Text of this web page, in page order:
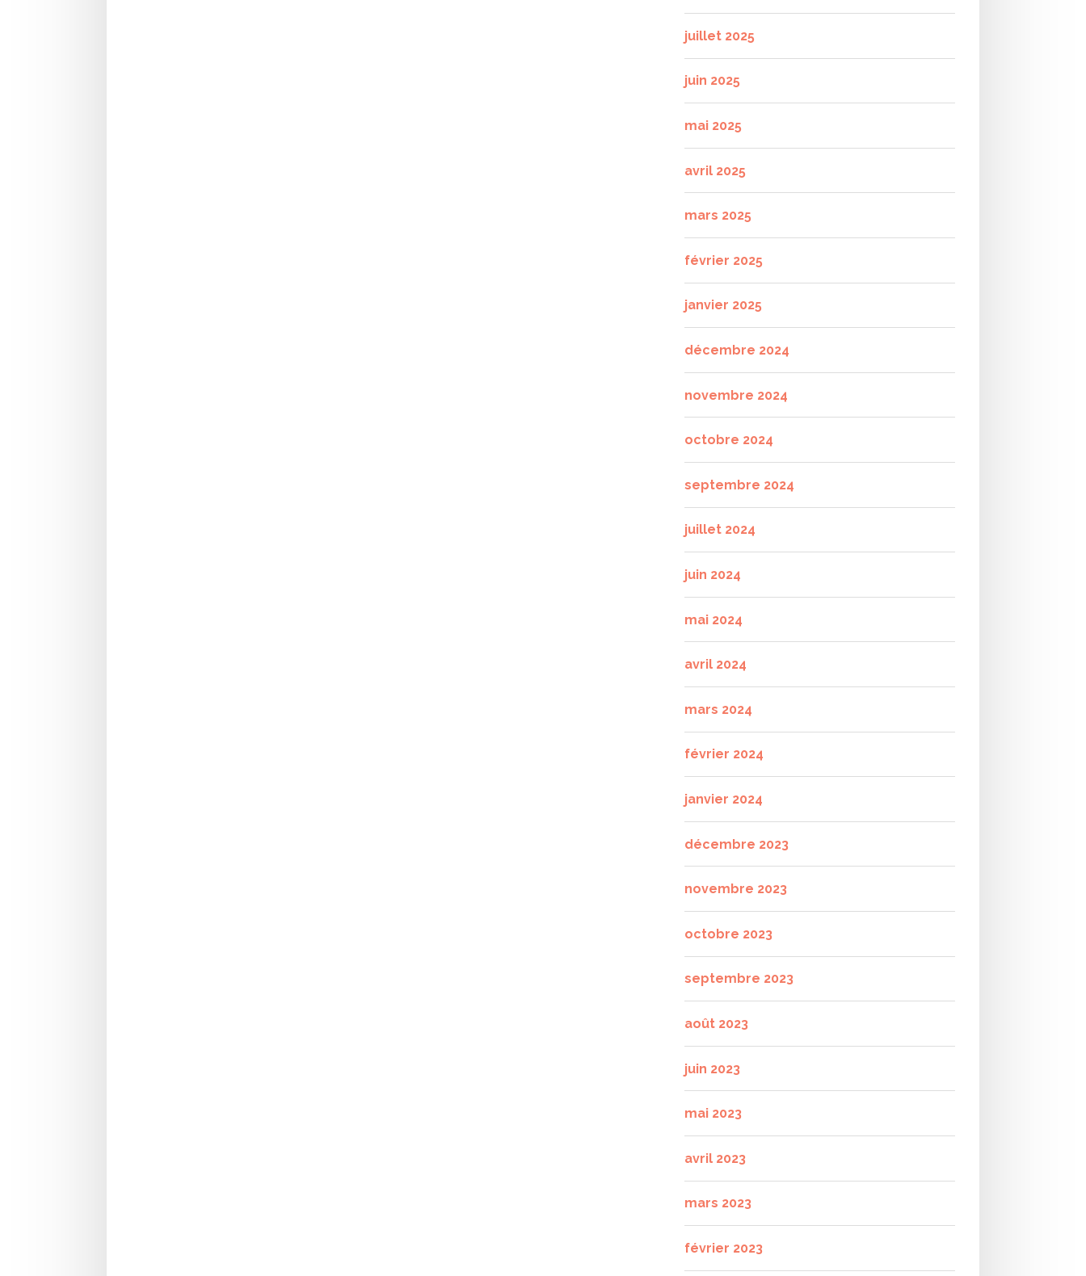
juillet 2025
juin 2025
mai 2025
avril 2025
mars 2025
février 2025
janvier 2025
décembre 2024
novembre 2024
octobre 2024
septembre 2024
juillet 2024
juin 2024
mai 2024
avril 2024
mars 2024
février 2024
janvier 2024
décembre 2023
novembre 2023
octobre 2023
septembre 2023
août 2023
juin 2023
mai 2023
avril 2023
mars 2023
février 2023